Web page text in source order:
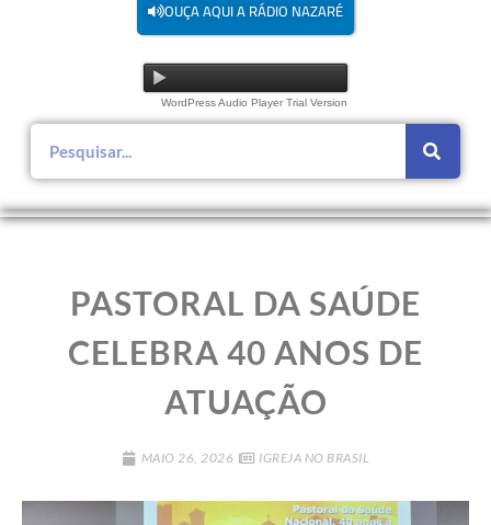
OUÇA AQUI A RÁDIO NAZARÉ
WordPress Audio Player Trial Version
PASTORAL DA SAÚDE
CELEBRA 40 ANOS DE
ATUAÇÃO
MAIO 26, 2026 IGREJA NO BRASIL